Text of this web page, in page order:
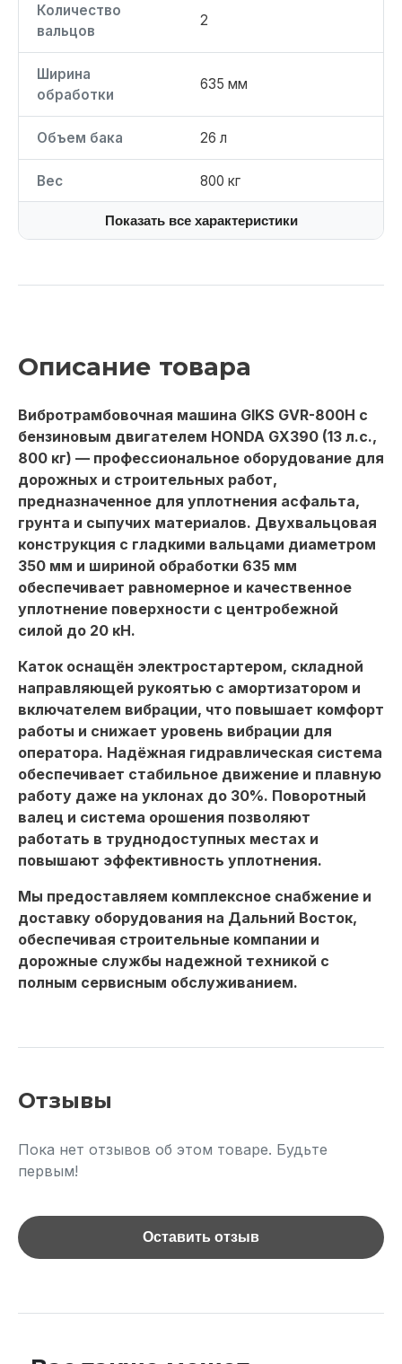
Количество
вальцов
2
Ширина
обработки
635 мм
Объем бака 26 л
Вес 800 кг
Показать все характеристики
Описание товара
Вибротрамбовочная машина GIKS GVR-800H с
бензиновым двигателем HONDA GX390 (13 л.с.,
800 кг) — профессиональное оборудование для
дорожных и строительных работ,
предназначенное для уплотнения асфальта,
грунта и сыпучих материалов. Двухвальцовая
конструкция с гладкими вальцами диаметром
350 мм и шириной обработки 635 мм
обеспечивает равномерное и качественное
уплотнение поверхности с центробежной
силой до 20 кН.
Каток оснащён электростартером, складной
направляющей рукоятью с амортизатором и
включателем вибрации, что повышает комфорт
работы и снижает уровень вибрации для
оператора. Надёжная гидравлическая система
обеспечивает стабильное движение и плавную
работу даже на уклонах до 30%. Поворотный
валец и система орошения позволяют
работать в труднодоступных местах и
повышают эффективность уплотнения.
Мы предоставляем комплексное снабжение и
доставку оборудования на Дальний Восток,
обеспечивая строительные компании и
дорожные службы надежной техникой с
полным сервисным обслуживанием.
Отзывы
Пока нет отзывов об этом товаре. Будьте
первым!
Оставить отзыв